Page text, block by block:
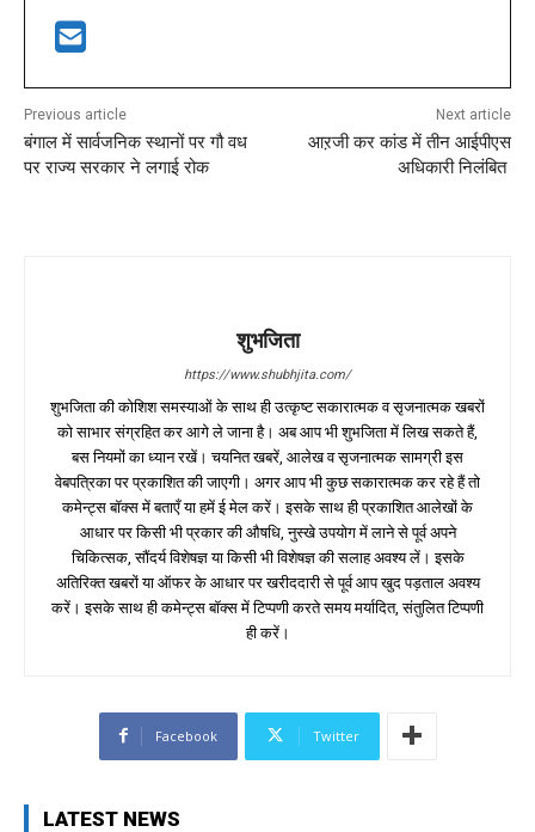
Previous article
बंगाल में सार्वजनिक स्थानों पर गौ वध
पर राज्य सरकार ने लगाई रोक
Next article
आऱजी कर कांड में तीन आईपीएस
अधिकारी निलंबित
शुभजिता
https://www.shubhjita.com/
शुभजिता की कोशिश समस्याओं के साथ ही उत्कृष्ट सकारात्मक व सृजनात्मक खबरों
को साभार संग्रहित कर आगे ले जाना है। अब आप भी शुभजिता में लिख सकते हैं,
बस नियमों का ध्यान रखें। चयनित खबरें, आलेख व सृजनात्मक सामग्री इस
वेबपत्रिका पर प्रकाशित की जाएगी। अगर आप भी कुछ सकारात्मक कर रहे हैं तो
कमेन्ट्स बॉक्स में बताएँ या हमें ई मेल करें। इसके साथ ही प्रकाशित आलेखों के
आधार पर किसी भी प्रकार की औषधि, नुस्खे उपयोग में लाने से पूर्व अपने
चिकित्सक, सौंदर्य विशेषज्ञ या किसी भी विशेषज्ञ की सलाह अवश्य लें। इसके
अतिरिक्त खबरों या ऑफर के आधार पर खरीददारी से पूर्व आप खुद पड़ताल अवश्य
करें। इसके साथ ही कमेन्ट्स बॉक्स में टिप्पणी करते समय मर्यादित, संतुलित टिप्पणी
ही करें।
Facebook Twitter
LATEST NEWS